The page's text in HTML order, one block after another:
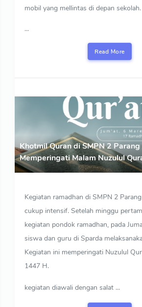
mobil yang mellintas di depan sekolah.
...
Read More
Khotmil Quran di SMPN 2
Memperingati Malam Nuzulul
Kegiatan ramadhan di SMPN 2
cukup intensif. Setelah minggu
kegiatan pondok ramadhan, pada
siswa dan guru di Sparda
Kegiatan ini memperingati Nuzulul
1447 H.
kegiatan diawali dengan salat ...